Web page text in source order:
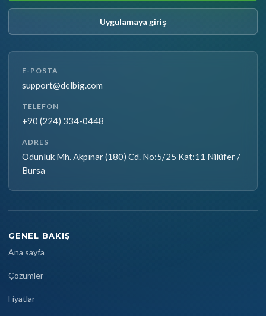
Uygulamaya giriş
E-POSTA
support@delbig.com
TELEFON
+90 (224) 334-0448
ADRES
Odunluk Mh. Akpınar (180) Cd. No:5/25 Kat:11 Nilüfer /
Bursa
GENEL BAKIŞ
Ana sayfa
Çözümler
Fiyatlar